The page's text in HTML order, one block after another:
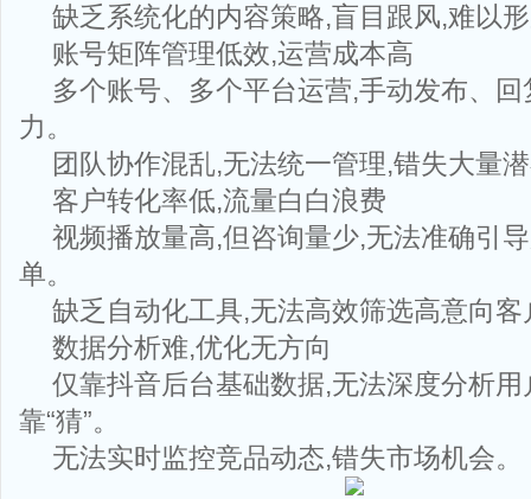
缺乏系统化的内容策略,盲目跟风,难以
账号矩阵管理低效,运营成本高
多个账号、多个平台运营,手动发布、
力。
团队协作混乱,无法统一管理,错失大量
客户转化率低,流量白白浪费
视频播放量高,但咨询量少,无法准确引
单。
缺乏自动化工具,无法高效筛选高意向客
数据分析难,优化无方向
仅靠抖音后台基础数据,无法深度分析
靠“猜”。
无法实时监控竞品动态,错失市场机会。